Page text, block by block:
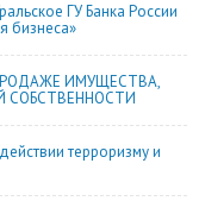
ГУ Банка России
бизнеса»
ИМУЩЕСТВА,
СОБСТВЕННОСТИ
терроризму и